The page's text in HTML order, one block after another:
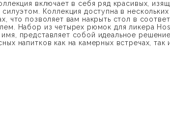
включает в себя ряд красивых,
Коллекция доступна в нескольких
что позволяет вам накрыть стол в
Набор из четырех рюмок для ликера
представляет собой идеальное
напитков как на камерных встречах, так